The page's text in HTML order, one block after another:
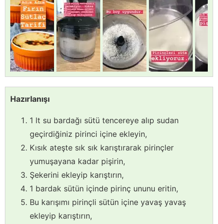
Hazırlanışı
1 lt su bardağı sütü tencereye alıp sudan
geçirdiğiniz pirinci içine ekleyin,
Kısık ateşte sık sık karıştırarak pirinçler
yumuşayana kadar pişirin,
Şekerini ekleyip karıştırın,
1 bardak sütün içinde pirinç ununu eritin,
Bu karışımı pirinçli sütün içine yavaş yavaş
ekleyip karıştırın,